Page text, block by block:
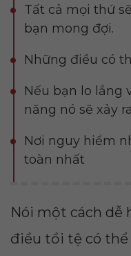
Tất cả mọi thứ
bạn mong đợi.
Những điều có
Nếu bạn lo lắng
năng nó sẽ xảy
Nơi nguy hiểm
toàn nhất
Nói một cách dễ
điều tồi tệ có thể